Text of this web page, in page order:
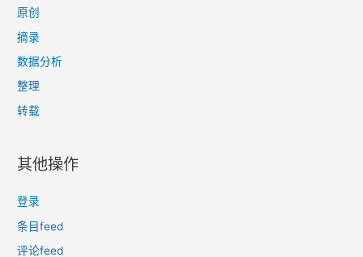
原创
摘录
数据分析
整理
转载
其他操作
登录
条目feed
评论feed